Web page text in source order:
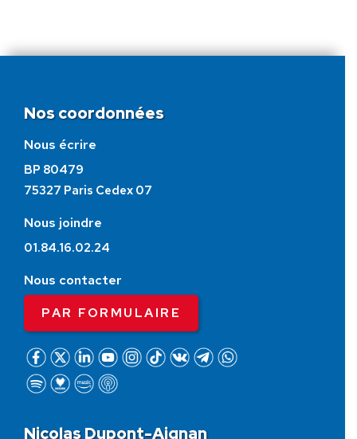
Nos coordonnées
Nous écrire
BP 80479
75327 Paris Cedex 07
Nous joindre
01.84.16.02.24
Nous contacter
PAR FORMULAIRE
Nicolas Dupont-Aignan